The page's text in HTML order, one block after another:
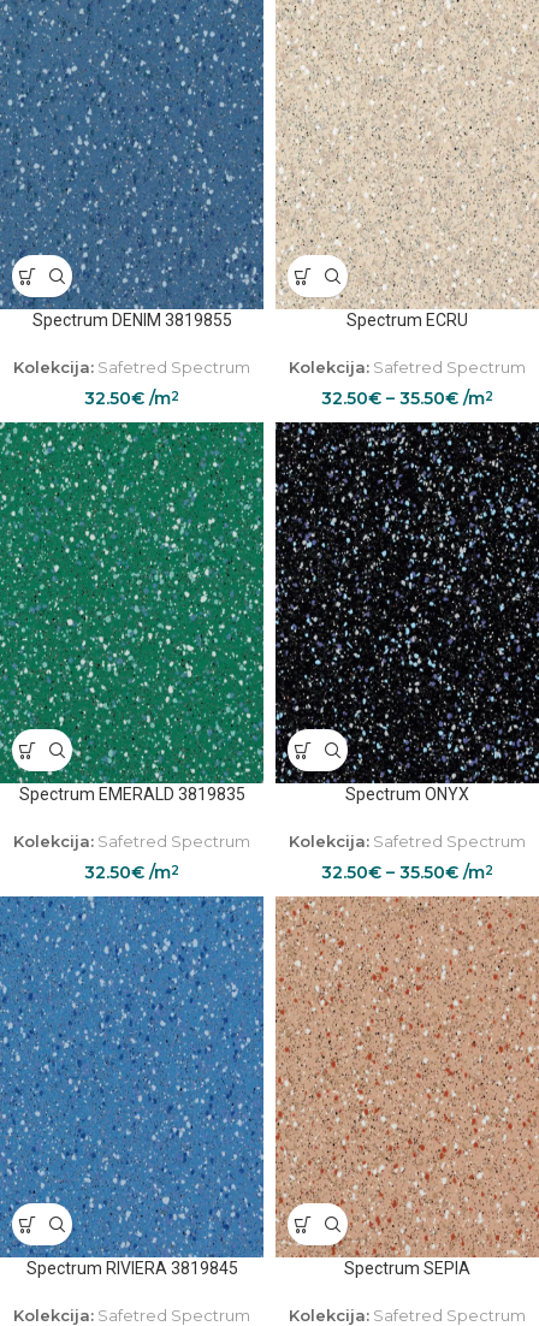
Spectrum DENIM 3819855
Kolekcija: Safetred Spectrum
32.50€ /m2
Spectrum ECRU
Kolekcija: Safetred Spectrum
32.50€ – 35.50€ /m2
Spectrum EMERALD 3819835
Kolekcija: Safetred Spectrum
32.50€ /m2
Spectrum ONYX
Kolekcija: Safetred Spectrum
32.50€ – 35.50€ /m2
Spectrum RIVIERA 3819845
Kolekcija: Safetred Spectrum
Spectrum SEPIA
Kolekcija: Safetred Spectrum